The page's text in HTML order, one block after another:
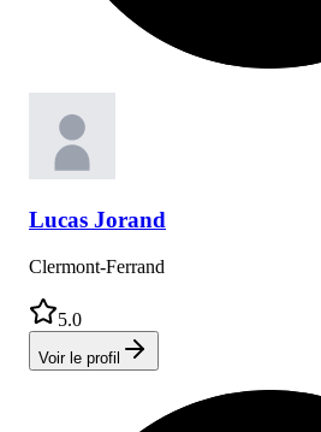
Lucas Jorand
Clermont-Ferrand
5.0
Voir le profil